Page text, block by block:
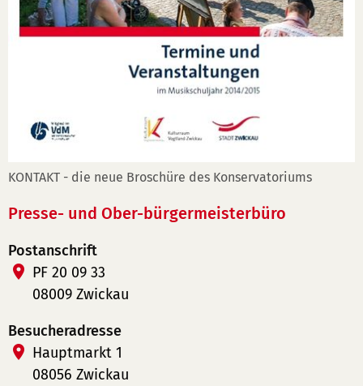
KONTAKT - die neue Broschüre des Konservatoriums
Presse- und Ober-bürgermeisterbüro
Postanschrift
PF 20 09 33
08009 Zwickau
Besucheradresse
Hauptmarkt 1
08056 Zwickau